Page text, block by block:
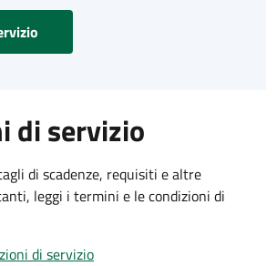
di servizio
di scadenze, requisiti e altre
leggi i termini e le condizioni di
di servizio